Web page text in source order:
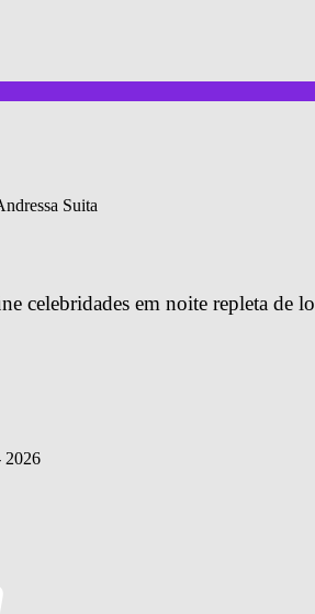
Suita
celebridades em noite repleta de
2026